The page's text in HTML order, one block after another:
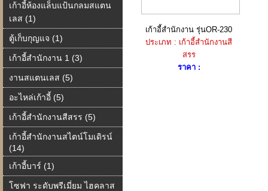
เก้าอี้ห้องแล็บแป้นกลมสแตน
เลส (1)
ตู้เก็บกุญแจ (1)
เก้าอี้สำนักงาน 1 (3)
งานสแตนเลส (5)
อะไหล่เก้าอี้ (5)
เก้าอี้สำนักงานสีสรร (5)
เก้าอี้สำนักงานสไตน์โมเดิรน์
(14)
เก้าอี้บาร์ (1)
โซฟา ระดับพรีเมี่ยม ไฮคลาส
เก้าอี้สำนักงาน รุ่นOR-230
ประเภท : เก้าอี้สำนักงานสี
สรร
ราคา :